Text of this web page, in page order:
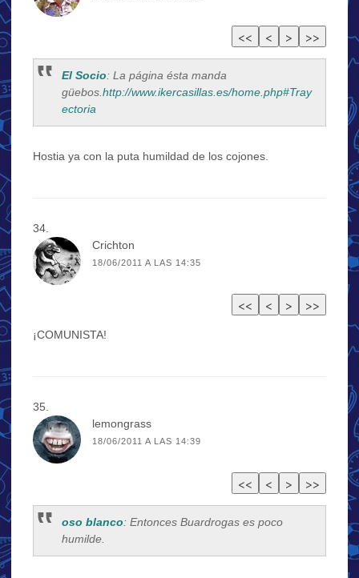
El Socio: La página ésta manda
güebos. http://www.ikercasillas.es/home.php#Tray
ectoria
Hostia ya con la puta humildad de los cojones.
Crichton
18/06/2011 A LAS 14:35
¡COMUNISTA!
lemongrass
18/06/2011 A LAS 14:39
oso blanco: Entonces Buardrogas es poco
humilde.